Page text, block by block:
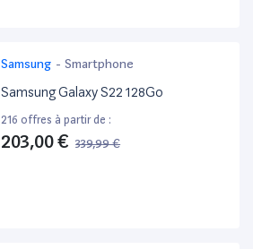
Samsung - Smartphone
Samsung Galaxy S22 128Go
216 offres à partir de :
203,00 € 339,99 €